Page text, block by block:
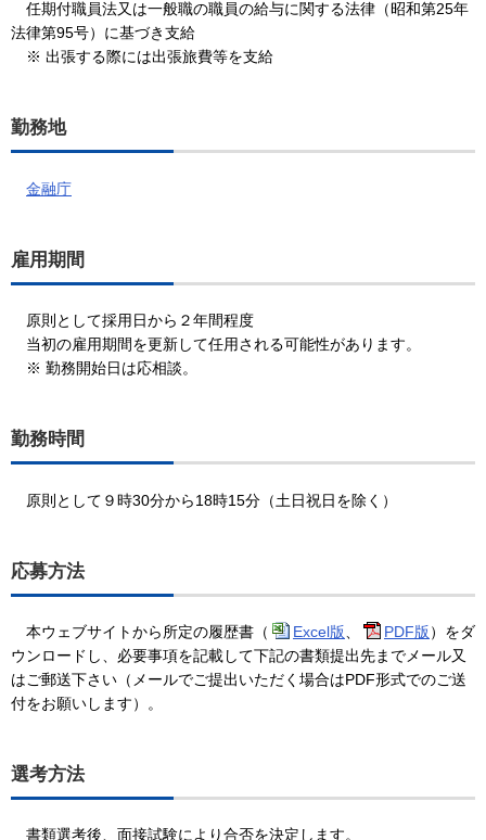
任期付職員法又は一般職の職員の給与に関する法律（昭和第25年
法律第95号）に基づき支給
※ 出張する際には出張旅費等を支給
勤務地
金融庁
雇用期間
原則として採用日から２年間程度
当初の雇用期間を更新して任用される可能性があります。
※ 勤務開始日は応相談。
勤務時間
原則として９時30分から18時15分（土日祝日を除く）
応募方法
本ウェブサイトから所定の履歴書（ Excel版 PDF版）をダ
ウンロードし、必要事項を記載して下記の書類提出先までメール又
はご郵送下さい（メールでご提出いただく場合はPDF形式でのご送
付をお願いします）。
選考方法
書類選考後、面接試験により合否を決定します。